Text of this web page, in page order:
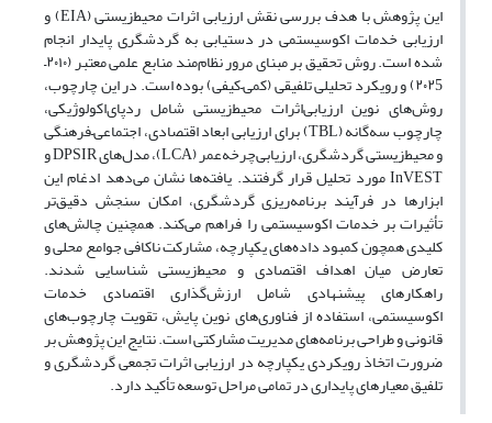
این پژوهش با هدف بررسی نقش ارزیابی ‌اثرات ‌محیط‌زیستی (EIA) و
ارزیابی خدمات ‌اکوسیستمی در دستیابی به گردشگری پایدار انجام
شده است. روش تحقیق بر مبنای مرور نظام‌مند منابع علمی معتبر (۲۰۱۰–
۲۰۲5) و رویکرد تحلیلی تلفیقی (کمی–کیفی) بوده است. در این چارچوب،
روش‌های نوین ارزیابی‌اثرات ‌محیط‌زیستی شامل ردپای‌اکولوژیکی،
چارچوب سه‌گانه (TBL) برای ارزیابی ابعاد اقتصادی، اجتماعی–فرهنگی
و محیط‌زیستی گردشگری، ارزیابی‌چرخه‌عمر (LCA)، مدل‌های DPSIR و
InVEST مورد تحلیل قرار گرفتند. یافته‌ها نشان می‌دهد ادغام این
ابزارها در فرآیند برنامه‌ریزی گردشگری، امکان سنجش دقیق‌تر
تأثیرات بر خدمات‌ اکوسیستمی را فراهم می‌کند. همچنین چالش‌های
کلیدی همچون کمبود داده‌های یکپارچه، مشارکت ناکافی جوامع محلی و
تعارض میان اهداف اقتصادی و محیط‌زیستی شناسایی شدند.
راهکارهای پیشنهادی شامل ارزش‌گذاری اقتصادی خدمات
‌اکوسیستمی، استفاده از فناوری‌های نوین پایش، تقویت چارچوب‌های
قانونی و طراحی برنامه‌های مدیریت مشارکتی است. نتایج این پژوهش بر
ضرورت اتخاذ رویکردی یکپارچه در ارزیابی ‌اثرات ‌تجمعی‌ گردشگری و
تلفیق معیارهای پایداری در تمامی مراحل توسعه تأکید دارد.